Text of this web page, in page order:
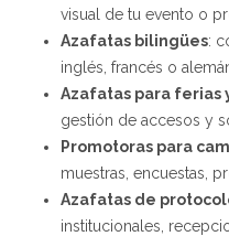
visual de tu evento o
Azafatas bilingües:
inglés, francés o
Azafatas para ferias
gestión de accesos y
Promotoras para
muestras, encuestas,
Azafatas de
institucionales,